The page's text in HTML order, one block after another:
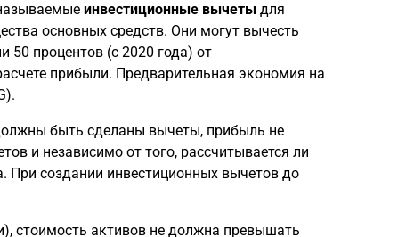
инвестиционные вычетыдля
основных средств. Они могут вычесть
50 процентов (с 2020 года) от
прибыли. Предварительная экономия на
быть сделаны вычеты, прибыль не
и независимо от того, рассчитывается ли
При создании инвестиционных вычетов до
стоимость активов не должна превышать